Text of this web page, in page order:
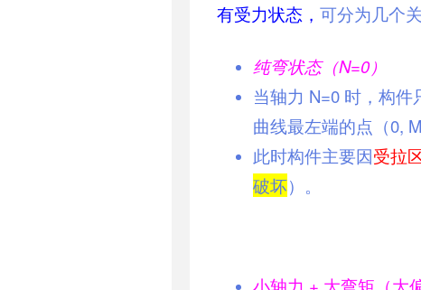
有受力状态， 可分为几个
纯弯状态（N=0）
当轴力 N=0 时，构
曲线最左端的点（0,
此时构件主要因受拉
破坏）。